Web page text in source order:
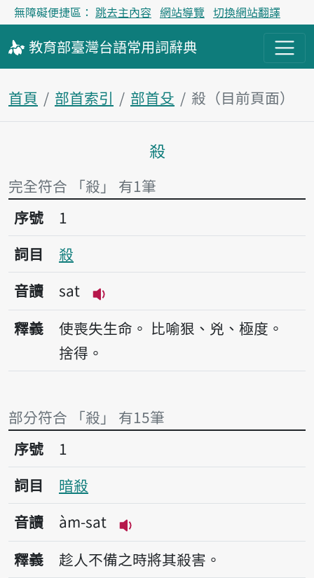
無障礙便捷區： 跳去主內容 網站導覽 切換網站翻譯
教育部臺灣台語常用詞辭典
首頁 部首索引 部首殳 殺（目前頁面）
主內容區塊
殺
完全符合 「殺」 有1筆
序號1殺
序號
1
詞目
殺
音讀
sat
播放音讀sat
釋義 使喪失生命。 比喻狠、兇、極度。
捨得。
部分符合 「殺」 有15筆
序號1暗殺
序號
1
詞目
暗殺
音讀
àm-sat
播放音讀àm-sat
釋義
趁人不備之時將其殺害。